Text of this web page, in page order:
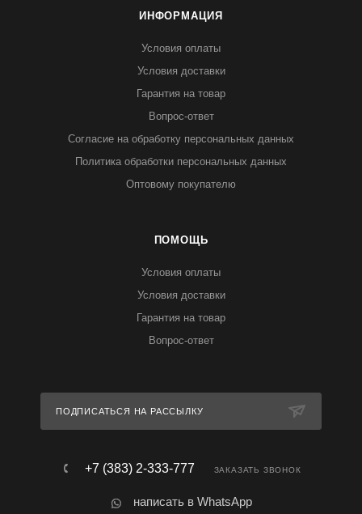
ИНФОРМАЦИЯ
Условия оплаты
Условия доставки
Гарантия на товар
Вопрос-ответ
Согласие на обработку персональных данных
Политика обработки персональных данных
Оптовому покупателю
ПОМОЩЬ
Условия оплаты
Условия доставки
Гарантия на товар
Вопрос-ответ
ПОДПИСАТЬСЯ НА РАССЫЛКУ
+7 (383) 2-333-777 ЗАКАЗАТЬ ЗВОНОК
написать в WhatsApp